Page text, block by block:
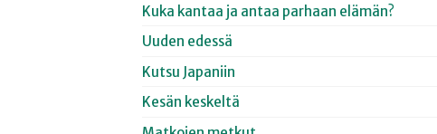
Kuka kantaa ja antaa parhaan elämän?
Uuden edessä
Kutsu Japaniin
Kesän keskeltä